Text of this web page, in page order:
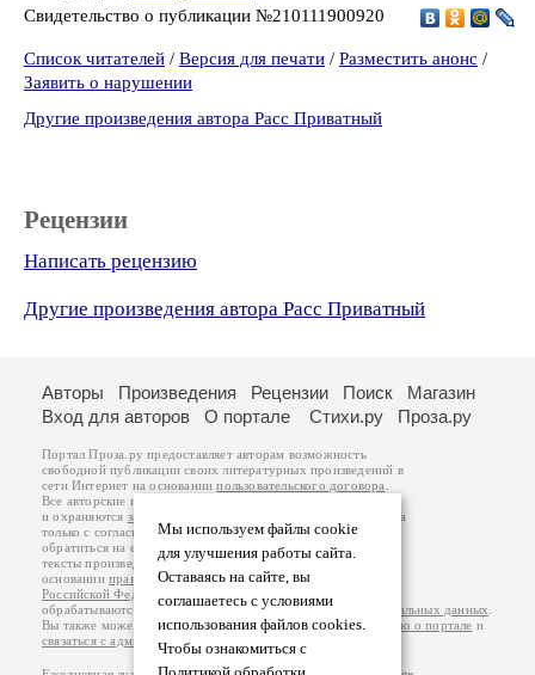
Свидетельство о публикации №210111900920
Список читателей / Версия для печати / Разместить анонс /
Заявить о нарушении
Другие произведения автора Расс Приватный
Рецензии
Написать рецензию
Другие произведения автора Расс Приватный
Мы используем файлы cookie
для улучшения работы сайта.
Оставаясь на сайте, вы
соглашаетесь с условиями
использования файлов cookies.
Чтобы ознакомиться с
Авторы Произведения Рецензии Поиск
Магазин
Вход для авторов
О портале Стихи.ру Проза.ру
Портал Проза.ру предоставляет авторам возможность
свободной публикации своих литературных произведений в
сети Интернет на основаниипользовательского договора
Все авторские права на произведения принадлежат авторам
и охраняются законом
. Перепечатка произведений возможна
только с согласия его автора, к которому вы можете
обратиться на его авторской странице. Ответственность за
тексты произведений авторы несут самостоятельно на
основанииправил публикацииизаконодательства
Российской Федерации
обрабатываются на основанииПолитики обработки персональных данных
Вы также можете посмотреть более подробнуюинформацию о портале и
связаться с администрацией